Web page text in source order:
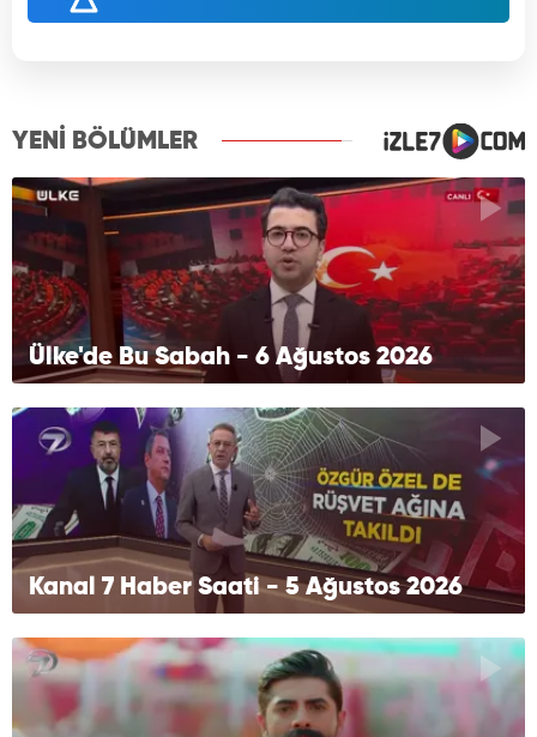
YENİ BÖLÜMLER
Ülke'de Bu Sabah - 6 Ağustos 2026
Kanal 7 Haber Saati - 5 Ağustos 2026